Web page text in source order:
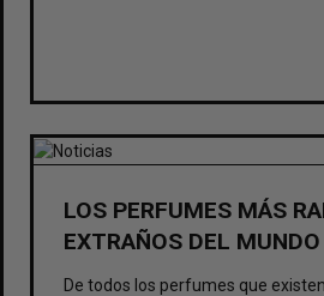
LOS PERFUMES MÁS
EXTRAÑOS DEL MUNDO
De todos los perfumes que